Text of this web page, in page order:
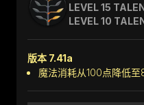
LEVEL 15
LEVEL 10
版本 7.41a
魔法消耗从100点降低至